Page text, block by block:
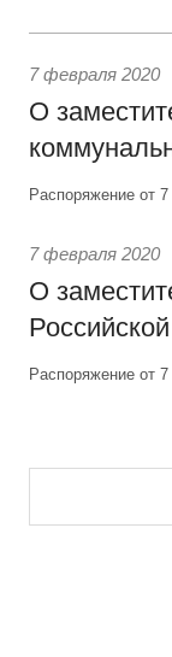
7 февраля 2020
О
Распоряжение от
7 февраля 2020
О
Распоряжение от